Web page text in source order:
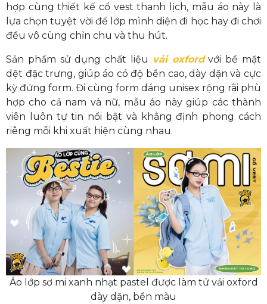
hợp cùng thiết kế cổ vest thanh lịch, mẫu áo này là
lựa chọn tuyệt vời để lớp mình diện đi học hay đi chơi
đều vô cùng chỉn chu và thu hút.
Sản phẩm sử dụng chất liệu vải oxfordvới bề mặt
dệt đặc trưng, giúp áo có độ bền cao, dày dặn và cực
kỳ đứng form. Đi cùng form dáng unisex rộng rãi phù
hợp cho cả nam và nữ, mẫu áo này giúp các thành
viên luôn tự tin nổi bật và khẳng định phong cách
riêng mỗi khi xuất hiện cùng nhau.
Áo lớp sơ mi xanh nhạt pastel được làm tử vải oxford
dày dặn, bền màu